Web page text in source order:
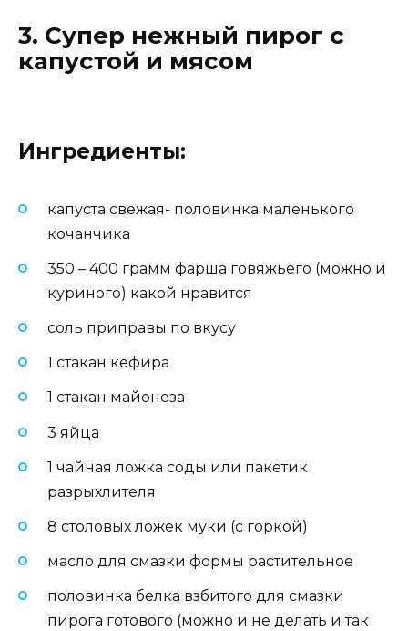
3. Супер нежный пирог с
капустой и мясом
Ингредиенты:
капуста свежая- половинка маленького
кочанчика
350 – 400 грамм фарша говяжьего (можно и
куриного) какой нравится
соль приправы по вкусу
1 стакан кефира
1 стакан майонеза
3 яйца
1 чайная ложка соды или пакетик
разрыхлителя
8 столовых ложек муки (с горкой)
масло для смазки формы растительное
половинка белка взбитого для смазки
пирога готового (можно и не делать и так